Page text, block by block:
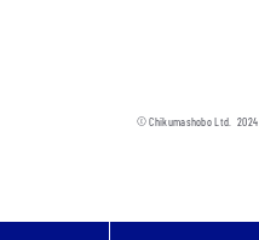
© Chikumashobo Ltd.2024